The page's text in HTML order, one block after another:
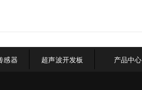
感器 超声波开发板 产品中心